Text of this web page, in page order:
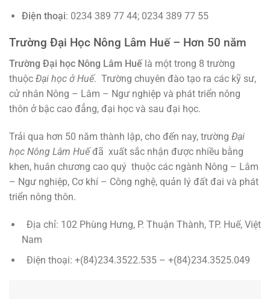
Điện thoại: 0234 389 77 44; 0234 389 77 55
Trường Đại Học Nông Lâm Huế – Hơn 50 năm
Trường Đại học Nông Lâm Huế là một trong 8 trường
thuộc Đại học ở Huế. Trường chuyên đào tạo ra các kỹ sư,
cử nhân Nông – Lâm – Ngư nghiệp và phát triển nông
thôn ở bậc cao đẳng, đại học và sau đại học.
Trải qua hơn 50 năm thành lập, cho đến nay, trường Đại
học Nông Lâm Huếđã xuất sắc nhận được nhiều bằng
khen, huân chương cao quý thuộc các ngành Nông – Lâm
– Ngư nghiệp, Cơ khí – Công nghệ, quản lý đất đai và phát
triển nông thôn.
Địa chỉ: 102 Phùng Hưng, P. Thuận Thành, TP. Huế, Việt
Nam
Điện thoại: +(84)234.3522.535 – +(84)234.3525.049